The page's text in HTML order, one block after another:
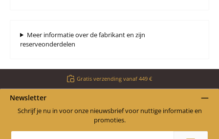
Meer informatie over de fabrikant en zijn
reserveonderdelen
Gratis verzending vanaf 449 €
Newsletter
Schrijf je nu in voor onze nieuwsbrief voor nuttige informatie en
promoties.